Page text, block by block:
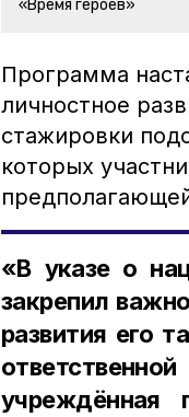
«Время героев»
Программа
личностное
стажировки
которых
«В указе о
закрепил
развития его
учреждённая